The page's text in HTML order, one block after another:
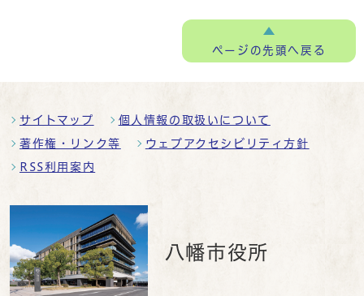
ページの先頭へ戻る
サイトマップ 個人情報の取扱いについて
著作権・リンク等 ウェブアクセシビリティ方針
RSS利用案内
八幡市役所